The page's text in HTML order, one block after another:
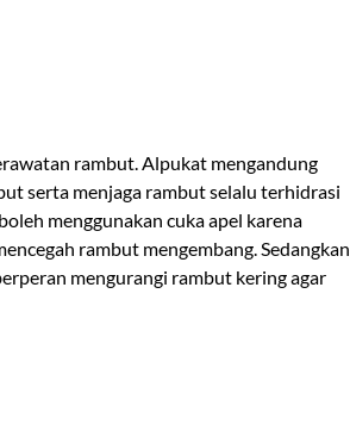
rambut. Alpukat mengandung
serta menjaga rambut selalu terhidrasi
menggunakan cuka apel karena
rambut mengembang. Sedangkan
mengurangi rambut kering agar